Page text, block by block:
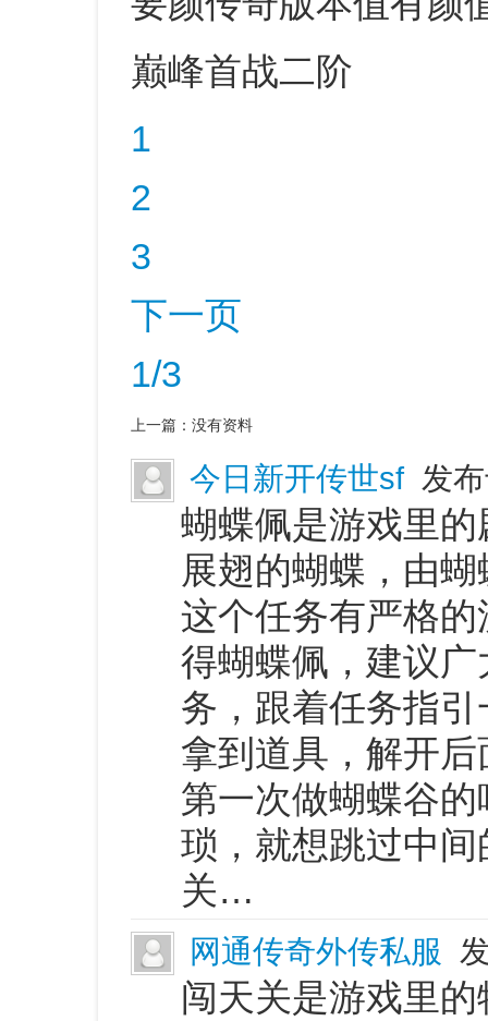
巅峰首战二阶
1
2
3
下一页
1/3
上一篇： 没有资料
今日新开传世sf 发
蝴蝶佩是游戏里
展翅的蝴蝶，由
这个任务有严格
得蝴蝶佩，建议
务，跟着任务指
拿到道具，解开
第一次做蝴蝶谷
琐，就想跳过中
关…
网通传奇外传私服
闯天关是游戏里